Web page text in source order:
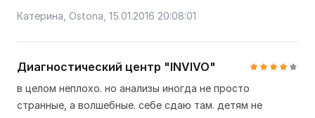
Катерина, Ostona, 15.01.2016 20:08:01
Диагностический центр "INVIVO"
в целом неплохо. но анализы иногда не просто
странные, а волшебные. себе сдаю там. детям не